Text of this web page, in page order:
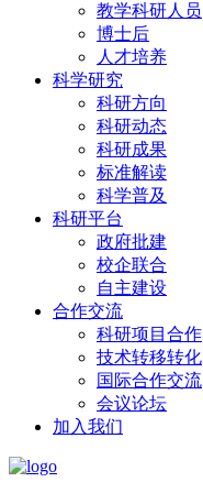
教学科研人员
博士后
人才培养
科学研究
科研方向
科研动态
科研成果
标准解读
科学普及
科研平台
政府批建
校企联合
自主建设
合作交流
科研项目合作
技术转移转化
国际合作交流
会议论坛
加入我们